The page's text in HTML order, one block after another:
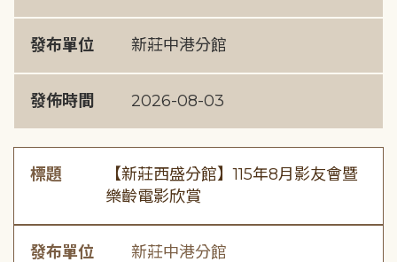
發布單位 新莊中港分館
發佈時間 2026-08-03
標題
【新莊西盛分館】115年8月影友會暨
樂齡電影欣賞
發布單位 新莊中港分館